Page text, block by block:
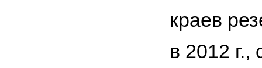
краев
в 2012 г.,